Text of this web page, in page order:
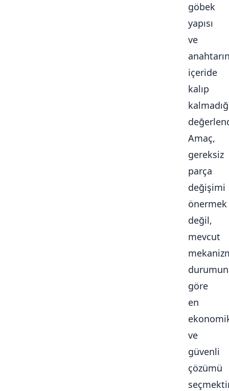
göbek
yapısı
ve
içeride
kalıp
Amaç,
gereksiz
parça
değişimi
önermek
değil,
mevcut
göre
en
ve
güvenli
çözümü